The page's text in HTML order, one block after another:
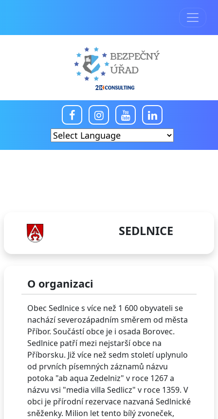
SEDLNICE
O organizaci
Obec Sedlnice s více než 1 600 obyvateli se
nachází severozápadním směrem od města
Příbor. Součástí obce je i osada Borovec.
Sedlnice patří mezi nejstarší obce na
Příborsku. Již více než sedm století uplynulo
od prvních písemných záznamů názvu
potoka "ab aqua Zedelniz" v roce 1267 a
názvu vsi "media villa Sedlicz" v roce 1359. V
obci je přírodní rezervace nazvaná Sedlnické
sněženky. Milion let tento bílý zvoneček,